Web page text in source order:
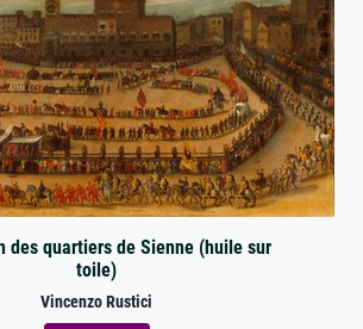
des quartiers de Sienne (huile sur
toile)
Vincenzo Rustici